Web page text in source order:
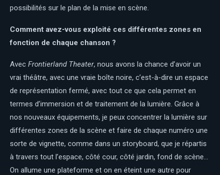
possibilités sur le plan de la mise en scène.
Comment avez-vous exploité ces différentes zones en
fonction de chaque chanson ?
Avec Frontierland Theater, nous avons la chance d’avoir un
vrai théâtre, avec une vraie boîte noire, c’est-à-dire un espace
de représentation fermé, avec tout ce que cela permet en
termes d’immersion et de traitement de la lumière. Grâce à
nos nouveaux équipements, je peux concentrer la lumière sur
différentes zones de la scène et faire de chaque numéro une
sorte de vignette, comme dans un storyboard, que je répartis
à travers tout l’espace, côté cour, côté jardin, fond de scène…
On allume une plateforme et on en éteint une autre pour